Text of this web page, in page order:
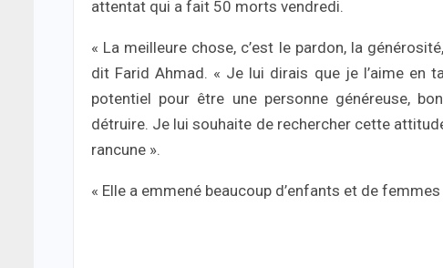
attentat qui a fait 50 morts vendredi.
« La meilleure chose, c’est le pardon, la
dit Farid Ahmad. « Je lui dirais que je l’aime en
potentiel pour être une personne généreuse,
détruire. Je lui souhaite de rechercher cette
rancune ».
« Elle a emmené beaucoup d’enfants et de femmes